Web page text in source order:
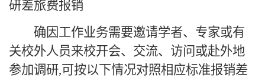
研差旅费报销
确因工作业务需要邀请学者、专家或有
关校外人员来校开会、交流、访问或赴外地
参加调研,可按以下情况对照相应标准报销差